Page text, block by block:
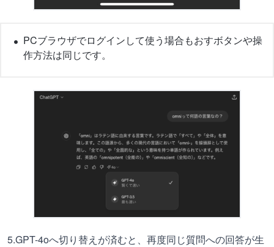
PCブラウザでログインして使う場合もおすボタンや操
作方法は同じです。
5.GPT-4oへ切り替えが済むと、再度同じ質問への回答が生